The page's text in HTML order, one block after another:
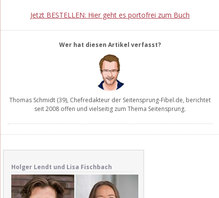
Jetzt BESTELLEN: Hier geht es portofrei zum Buch
Wer hat diesen Artikel verfasst?
Thomas Schmidt (39), Chefredakteur der Seitensprung-Fibel.de, berichtet
seit 2008 offen und vielseitig zum Thema Seitensprung.
Holger Lendt und Lisa Fischbach